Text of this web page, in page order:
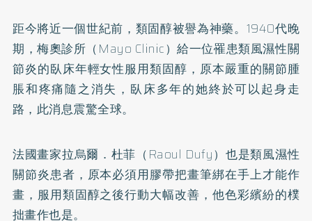
距今將近一個世紀前，類固醇被譽為神藥。1940代晚
期，梅奧診所（Mayo Clinic）給一位罹患類風濕性關
節炎的臥床年輕女性服用類固醇，原本嚴重的關節腫
脹和疼痛隨之消失，臥床多年的她終於可以起身走
路，此消息震驚全球。
法國畫家拉烏爾．杜菲（Raoul Dufy）也是類風濕性
關節炎患者，原本必須用膠帶把畫筆綁在手上才能作
畫，服用類固醇之後行動大幅改善，他色彩繽紛的樸
拙畫作也是。